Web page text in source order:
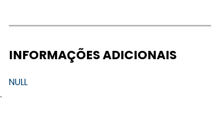
INFORMAÇÕES ADICIONAIS
NULL
.